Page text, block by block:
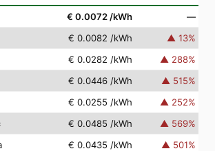
€ 0.0072 /kWh
—
€ 0.0082 /kWh ▲ 13%
€ 0.0282 /kWh ▲ 288%
€ 0.0446 /kWh ▲ 515%
€ 0.0255 /kWh ▲ 252%
€ 0.0485 /kWh ▲ 569%
€ 0.0435 /kWh ▲ 501%